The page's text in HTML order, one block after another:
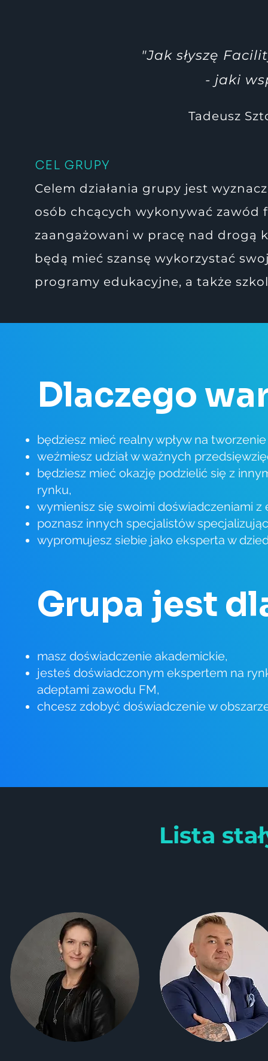
"Jak słyszę
- jaki
Tadeusz
CEL GRUPY
Celem działania grupy jest
osób chcących wykonywać zawód
zaangażowani w pracę nad drogą
będą mieć szansę wykorzystać
programy edukacyjne, a także
Dlaczego
będziesz mieć realny wpływ na
weźmiesz udział w ważnych
będziesz mieć okazję podzielić się z
rynku,
wymienisz się swoimi doświadczeniami z
poznasz innych specjalistów
wypromujesz siebie jako eksperta w
Grupa jest
masz doświadczenie akademickie,
jesteś doświadczonym ekspertem na
adeptami zawodu FM,
chcesz zdobyć doświadczenie w
15.10.2021- xx
xxx
Lista